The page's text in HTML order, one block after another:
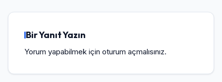
Bir Yanıt Yazın
Yorum yapabilmek için oturum açmalısınız.